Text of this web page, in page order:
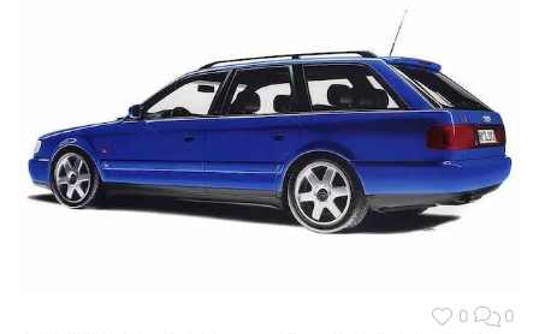
0 0